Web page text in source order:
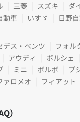
三菱 スズキ
ダ
動車
いすゞ 日野
デス・ベンツ
フォル
アウディ ポルシェ
ミニ ボルボ
プ
ァロメオ
フィアット
）